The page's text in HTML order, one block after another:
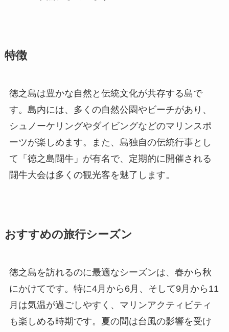
特徴
徳之島は豊かな自然と伝統文化が共存する島で
す。島内には、多くの自然公園やビーチがあり、
シュノーケリングやダイビングなどのマリンスポ
ーツが楽しめます。また、島独自の伝統行事とし
て「徳之島闘牛」が有名で、定期的に開催される
闘牛大会は多くの観光客を魅了します。
おすすめの旅行シーズン
徳之島を訪れるのに最適なシーズンは、春から秋
にかけてです。特に4月から6月、そして9月から11
月は気温が過ごしやすく、マリンアクティビティ
も楽しめる時期です。夏の間は台風の影響を受け